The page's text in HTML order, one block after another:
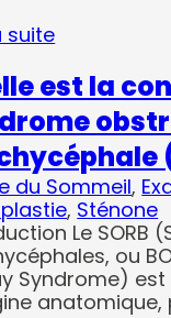
suite
est la
du Sommeil,
, Sténone
Le SORB
ou
Syndrome)